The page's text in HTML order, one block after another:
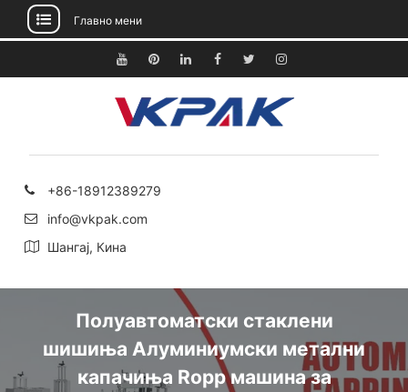
до
Главно мени
YouTubePinterestЛинкедин
ФејсбукТвитерИнстаграм
+86-18912389279
info@vkpak.com
Шангај, Кина
Полуавтоматски стаклени
шишиња Алуминиумски метални
капачиња Ropp машина за